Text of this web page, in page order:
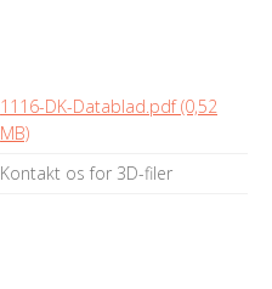
1116-DK-Datablad.pdf (0,52
MB)
Kontakt os for 3D-filer